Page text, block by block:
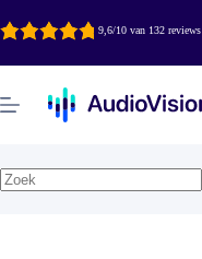
naar
inhoud
9,6/10 van 132 reviews